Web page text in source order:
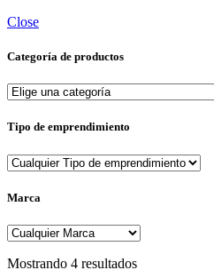
Close
Categoría de productos
Tipo de emprendimiento
Marca
Mostrando 4 resultadosSorted